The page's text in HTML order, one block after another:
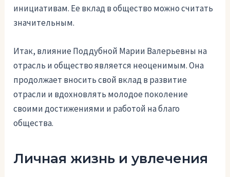
инициативам. Ее вклад в общество можно считать
значительным.
Итак, влияние Поддубной Марии Валерьевны на
отрасль и общество является неоценимым. Она
продолжает вносить свой вклад в развитие
отрасли и вдохновлять молодое поколение
своими достижениями и работой на благо
общества.
Личная жизнь и увлечения